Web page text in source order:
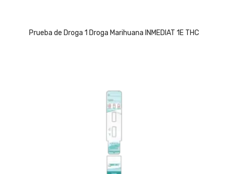
Prueba de Droga 1 Droga Marihuana INMEDIAT 1E THC